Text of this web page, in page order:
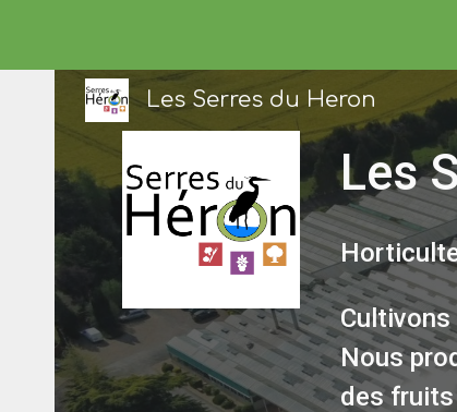
Les Serres du Heron
Les
Nous
des fruits